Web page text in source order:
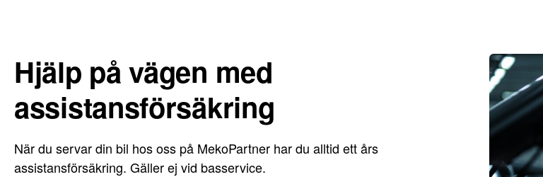
Hjälp på vägen med
assistansförsäkring
När du servar din bil hos oss på MekoPartner har du alltid ett års
assistansförsäkring. Gäller ej vid basservice.